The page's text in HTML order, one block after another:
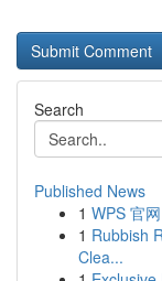
Search
Published News
1 WPS 官
1 Rubbish
Clea...